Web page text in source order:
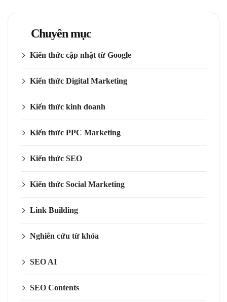
Chuyên mục
Kiến thức cập nhật từ Google
Kiến thức Digital Marketing
Kiến thức kinh doanh
Kiến thức PPC Marketing
Kiến thức SEO
Kiến thức Social Marketing
Link Building
Nghiên cứu từ khóa
SEO AI
SEO Contents